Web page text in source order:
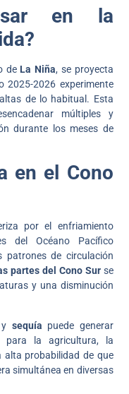
en la
de La Niña, se proyecta
2025-2026 experimente
de lo habitual. Esta
múltiples y
durante los meses de
en el Cono
por el enfriamiento
del Océano Pacífico
patrones de circulación
partes del Cono Sur se
y una disminución
y sequía puede generar
para la agricultura, la
alta probabilidad de que
simultánea en diversas